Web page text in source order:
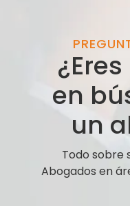
en
un
Todo sobre
Abogados en